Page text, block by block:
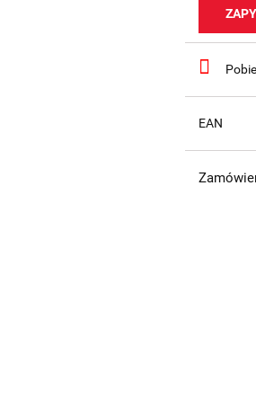
EAN